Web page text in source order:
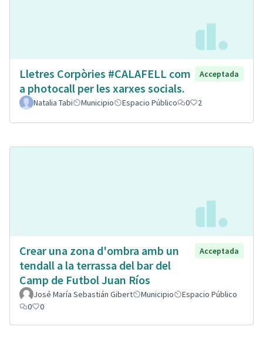
Lletres Corpòries #CALAFELL com
a photocall per les xarxes socials.
Acceptada
Natalia Tabi Municipio Espacio Público 0 2
Crear una zona d'ombra amb un
tendall a la terrassa del bar del
Camp de Futbol Juan Ríos
Acceptada
José María Sebastián Gibert Municipio
Espacio Público
0
0